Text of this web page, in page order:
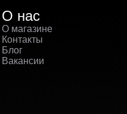
О нас
О магазине
Контакты
Блог
Вакансии